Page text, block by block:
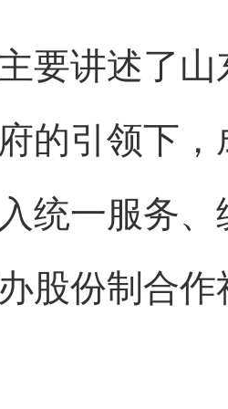
讲述了山
的引领下
统一服务
股份制合